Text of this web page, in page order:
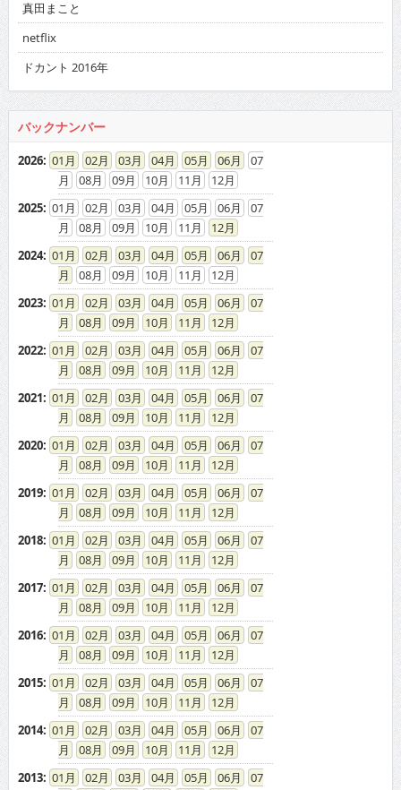
真田まこと
netflix
ドカント 2016年
バックナンバー
2026: 01 02 03 04 05 06
07
08
09 10 11
12
2025: 01 02 03 04 05 06
07
08
09 10 11
12
2024: 01 02 03 04 05 06
07
08
09 10 11
12
2023: 01 02 03 04 05 06
07
08
09 10 11
12
2022: 01 02 03 04 05 06
07
08
09 10 11
12
2021: 01 02 03 04 05 06
07
08
09 10 11
12
2020: 01 02 03 04 05 06
07
08
09 10 11
12
2019: 01 02 03 04 05 06
07
08
09 10 11
12
2018: 01 02 03 04 05 06
07
08
09 10 11
12
2017: 01 02 03 04 05 06
07
08
09 10 11
12
2016: 01 02 03 04 05 06
07
08
09 10 11
12
2015: 01 02 03 04 05 06
07
08
09 10 11
12
2014: 01 02 03 04 05 06
07
08
09 10 11
12
2013: 01 02 03 04 05 06
07